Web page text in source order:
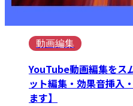
動画編集
YouTube動画編集をス
ット編集・効果音挿入
ます】